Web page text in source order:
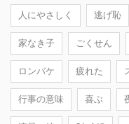
人にやさしく 逃げ恥
家なき子 ごくせん
ロンバケ 疲れた
行事の意味 喜ぶ